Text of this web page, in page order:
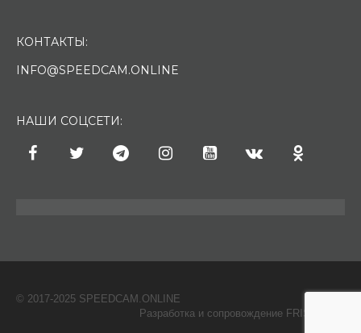
КОНТАКТЫ:
INFO@SPEEDCAM.ONLINE
НАШИ СОЦСЕТИ:
© 2017-2025 SPEEDCAM.ONLINE
Разработка и сопровождение FRISH & С